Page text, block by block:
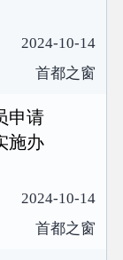
2024-10-14
首都之窗
申请
施办
2024-10-14
首都之窗